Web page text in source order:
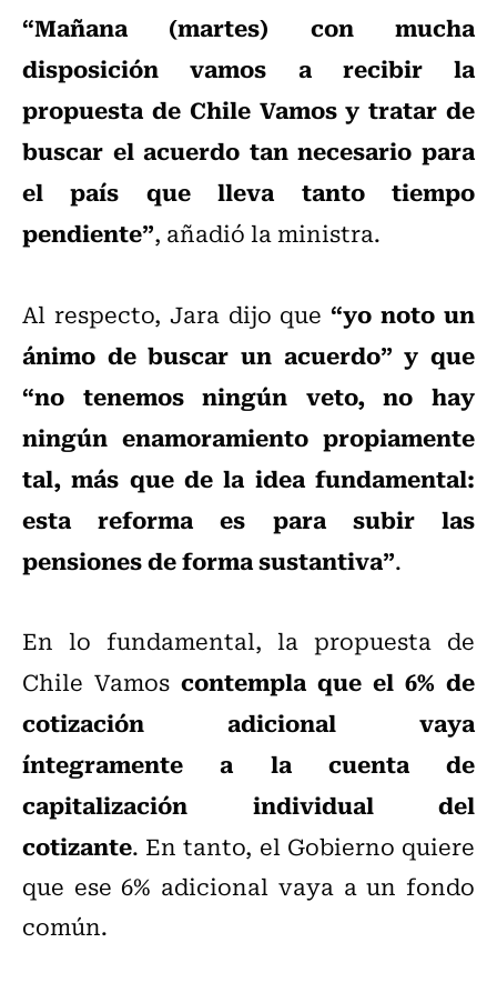
“Mañana (martes) con mucha
disposición vamos a recibir la
propuesta de Chile Vamos y tratar de
buscar el acuerdo tan necesario para
el país que lleva tanto tiempo
pendiente”, añadió la ministra.
Al respecto, Jara dijo que“yo noto un
ánimo de buscar un acuerdo” y que
“no tenemos ningún veto, no hay
ningún enamoramiento propiamente
tal, más que de la idea fundamental:
esta reforma es para subir las
pensiones de forma sustantiva”.
En lo fundamental, la propuesta de
Chile Vamos contempla que el 6% de
cotización adicional vaya
íntegramente a la cuenta de
capitalización individual del
cotizante. En tanto, el Gobierno quiere
que ese 6% adicional vaya a un fondo
común.